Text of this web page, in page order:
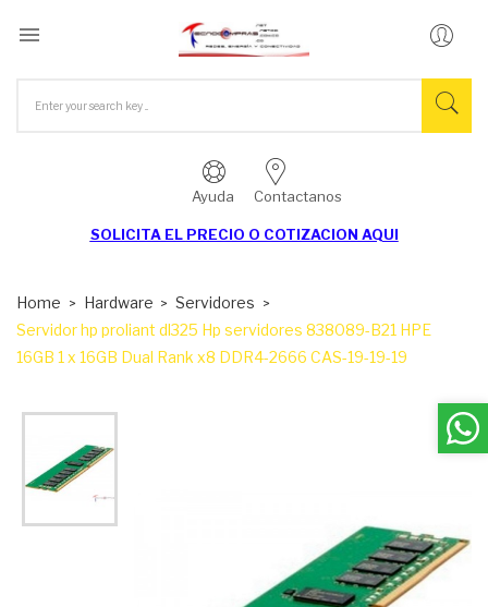

Ayuda Contactanos
SOLICITA EL PRECIO O COTIZACION AQUI
Home Hardware
Servidores
Servidor hp proliant dl325 Hp servidores 838089-B21 HPE
16GB 1 x 16GB Dual Rank x8 DDR4-2666 CAS-19-19-19